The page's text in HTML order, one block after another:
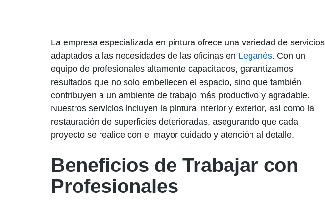
La empresa especializada en pintura ofrece una variedad de servicios
adaptados a las necesidades de las oficinas en Leganés. Con un
equipo de profesionales altamente capacitados, garantizamos
resultados que no solo embellecen el espacio, sino que también
contribuyen a un ambiente de trabajo más productivo y agradable.
Nuestros servicios incluyen la pintura interior y exterior, así como la
restauración de superficies deterioradas, asegurando que cada
proyecto se realice con el mayor cuidado y atención al detalle.
Beneficios de Trabajar con
Profesionales